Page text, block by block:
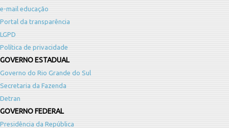
e-mail educação
Portal da transparência
LGPD
Política de privacidade
GOVERNO ESTADUAL
Governo do Rio Grande do Sul
Secretaria da Fazenda
Detran
GOVERNO FEDERAL
Presidência da República